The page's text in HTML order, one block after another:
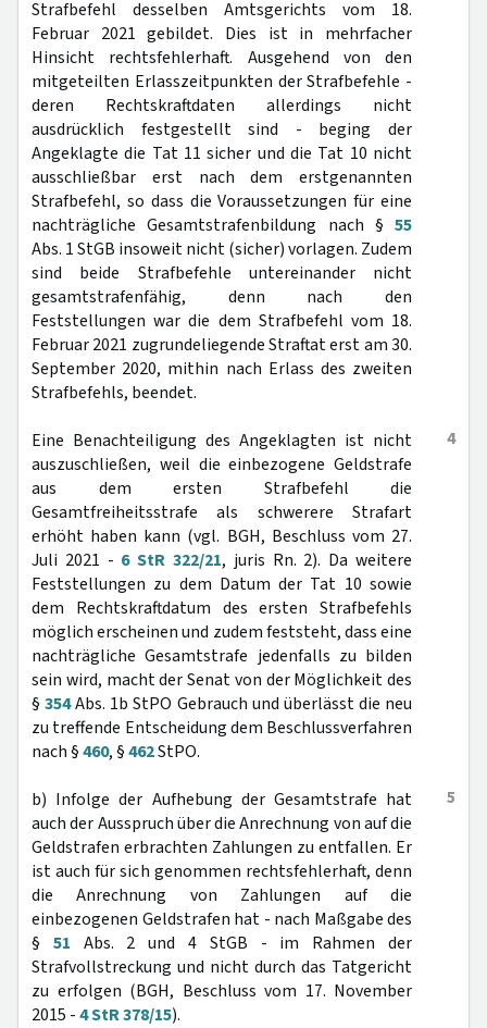
Strafbefehl desselben Amtsgerichts vom 18.
Februar 2021 gebildet. Dies ist in mehrfacher
Hinsicht rechtsfehlerhaft. Ausgehend von den
mitgeteilten Erlasszeitpunkten der Strafbefehle -
deren Rechtskraftdaten allerdings nicht
ausdrücklich festgestellt sind - beging der
Angeklagte die Tat 11 sicher und die Tat 10 nicht
ausschließbar erst nach dem erstgenannten
Strafbefehl, so dass die Voraussetzungen für eine
nachträgliche Gesamtstrafenbildung nach § 55
Abs. 1 StGB insoweit nicht (sicher) vorlagen. Zudem
sind beide Strafbefehle untereinander nicht
gesamtstrafenfähig, denn nach den
Feststellungen war die dem Strafbefehl vom 18.
Februar 2021 zugrundeliegende Straftat erst am 30.
September 2020, mithin nach Erlass des zweiten
Strafbefehls, beendet.
4
Eine Benachteiligung des Angeklagten ist nicht
auszuschließen, weil die einbezogene Geldstrafe
aus dem ersten Strafbefehl die
Gesamtfreiheitsstrafe als schwerere Strafart
erhöht haben kann (vgl. BGH, Beschluss vom 27.
Juli 2021 - 6 StR 322/21, juris Rn. 2). Da weitere
Feststellungen zu dem Datum der Tat 10 sowie
dem Rechtskraftdatum des ersten Strafbefehls
möglich erscheinen und zudem feststeht, dass eine
nachträgliche Gesamtstrafe jedenfalls zu bilden
sein wird, macht der Senat von der Möglichkeit des
§354Abs. 1b StPO Gebrauch und überlässt die neu
zu treffende Entscheidung dem Beschlussverfahren
nach §460, §462StPO.
5
b) Infolge der Aufhebung der Gesamtstrafe hat
auch der Ausspruch über die Anrechnung von auf die
Geldstrafen erbrachten Zahlungen zu entfallen. Er
ist auch für sich genommen rechtsfehlerhaft, denn
die Anrechnung von Zahlungen auf die
einbezogenen Geldstrafen hat - nach Maßgabe des
§ 51 Abs. 2 und 4 StGB - im Rahmen der
Strafvollstreckung und nicht durch das Tatgericht
zu erfolgen (BGH, Beschluss vom 17. November
2015 -4 StR 378/15).